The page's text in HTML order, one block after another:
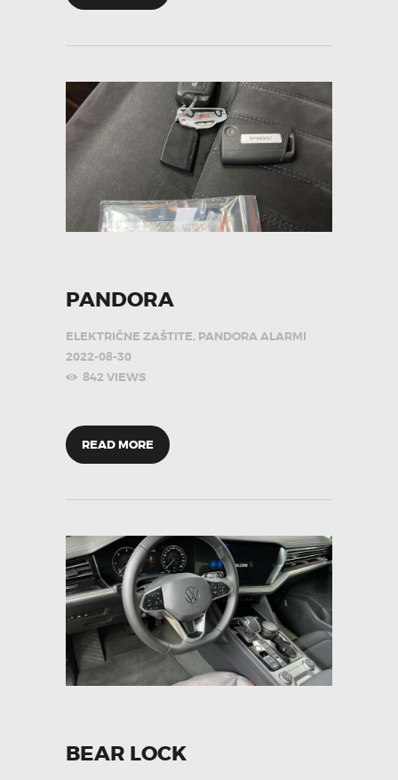
PANDORA
ELEKTRIČNE ZAŠTITE, PANDORA ALARMI
2022-08-30
842VIEWS
READ MORE
BEAR LOCK